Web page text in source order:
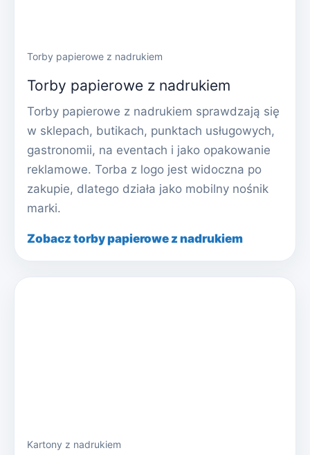
Torby papierowe z nadrukiem
Torby papierowe z nadrukiem
Torby papierowe z nadrukiem sprawdzają się
w sklepach, butikach, punktach usługowych,
gastronomii, na eventach i jako opakowanie
reklamowe. Torba z logo jest widoczna po
zakupie, dlatego działa jako mobilny nośnik
marki.
Zobacz torby papierowe z nadrukiem
Kartony z nadrukiem